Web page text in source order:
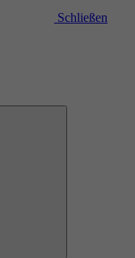
Schließen